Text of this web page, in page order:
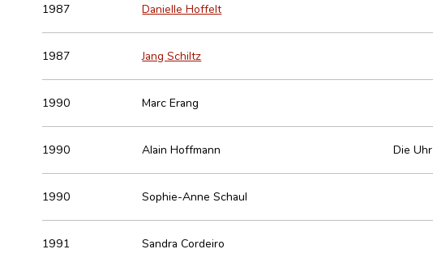
1987 Danielle Hoffelt
1987 Jang Schiltz
1990 Marc Erang
1990 Alain Hoffmann Die Uhr
1990 Sophie-Anne Schaul
1991 Sandra Cordeiro